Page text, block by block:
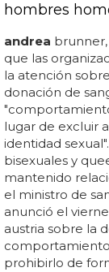
hombres
andrea
que las
la atención
donación de
lugar de excluir
identidad
bisexuales y
mantenido
el ministro de
anunció el
austria sobre la
prohibirlo de